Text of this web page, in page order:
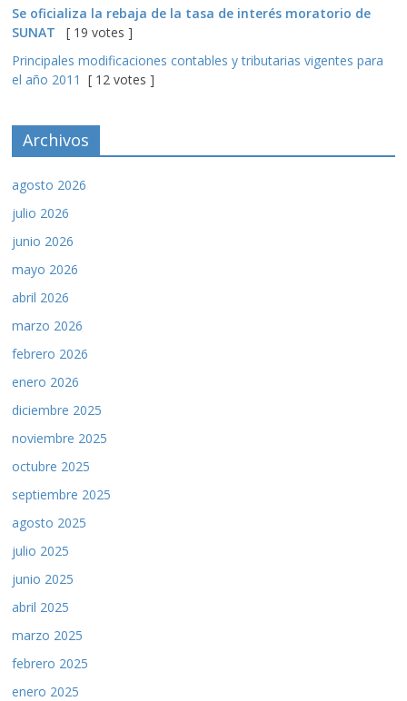
Se oficializa la rebaja de la tasa de interés moratorio de
SUNAT
[ 19 votes ]
Principales modificaciones contables y tributarias vigentes para
el año 2011 [ 12 votes ]
Archivos
agosto 2026
julio 2026
junio 2026
mayo 2026
abril 2026
marzo 2026
febrero 2026
enero 2026
diciembre 2025
noviembre 2025
octubre 2025
septiembre 2025
agosto 2025
julio 2025
junio 2025
abril 2025
marzo 2025
febrero 2025
enero 2025